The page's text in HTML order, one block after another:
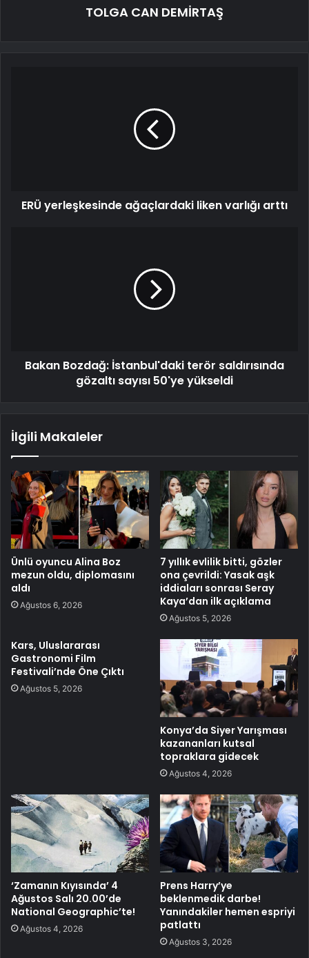
TOLGA CAN DEMİRTAŞ
ERÜ yerleşkesinde ağaçlardaki liken varlığı arttı
Bakan Bozdağ: İstanbul'daki terör saldırısında
gözaltı sayısı 50'ye yükseldi
İlgili Makaleler
Ünlü oyuncu Alina Boz
mezun oldu, diplomasını
aldı
Ağustos 6, 2026
7 yıllık evlilik bitti, gözler
ona çevrildi: Yasak aşk
iddiaları sonrası Seray
Kaya’dan ilk açıklama
Ağustos 5, 2026
Kars, Uluslararası
Gastronomi Film
Festivali’nde Öne Çıktı
Ağustos 5, 2026
Konya’da Siyer Yarışması
kazananları kutsal
topraklara gidecek
Ağustos 4, 2026
‘Zamanın Kıyısında’ 4
Ağustos Salı 20.00’de
National Geographic’te!
Ağustos 4, 2026
Prens Harry’ye
beklenmedik darbe!
Yanındakiler hemen espriyi
patlattı
Ağustos 3, 2026